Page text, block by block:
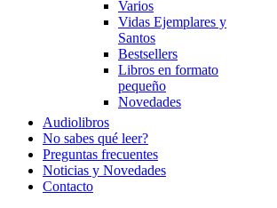
Varios
Vidas Ejemplares y
Santos
Bestsellers
Libros en formato
pequeño
Novedades
Audiolibros
No sabes qué leer?
Preguntas frecuentes
Noticias y Novedades
Contacto